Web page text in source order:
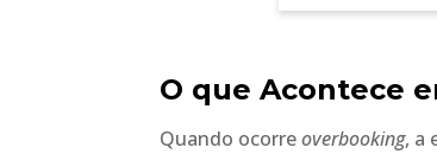
O que Acontece
Quando ocorreoverbooking, a